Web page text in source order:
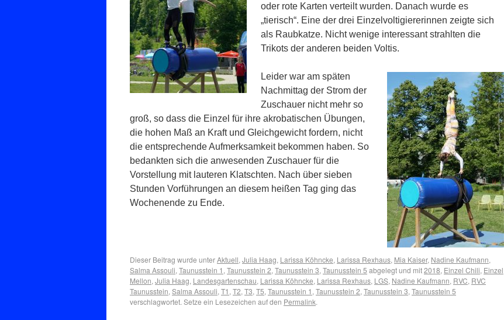
oder rote Karten verteilt wurden. Danach wurde es
„tierisch“. Eine der drei Einzelvoltigiererinnen zeigte sich
als Raubkatze. Nicht wenige interessant strahlten die
Trikots der anderen beiden Voltis.
Leider war am späten
Nachmittag der Strom der
Zuschauer nicht mehr so
groß, so dass die Einzel für ihre akrobatischen Übungen,
die hohen Maß an Kraft und Gleichgewicht fordern, nicht
die entsprechende Aufmerksamkeit bekommen haben. So
bedankten sich die anwesenden Zuschauer für die
Vorstellung mit lauteren Klatschten. Nach über sieben
Stunden Vorführungen an diesem heißen Tag ging das
Wochenende zu Ende.
Dieser Beitrag wurde unterAktuell, Julia Haag, Larissa Köhncke, Larissa Rexhaus, Mia Kaiser, Nadine Kaufmann,
Salma Assouli, Taunusstein 1 , Taunusstein 2, Taunusstein 3, Taunusstein 5 abgelegt und mit2018, Einzel Chili, Einzel
Mellon, Julia Haag, Landesgartenschau, Larissa Köhncke, Larissa Rexhaus, LGS, Nadine Kaufmann, RVC, RVC
Taunusstein, Salma Assouli, T1 , T2, T3, T5, Taunusstein 1 , Taunusstein 2, Taunusstein 3, Taunusstein 5
verschlagwortet. Setze ein Lesezeichen auf den Permalink.